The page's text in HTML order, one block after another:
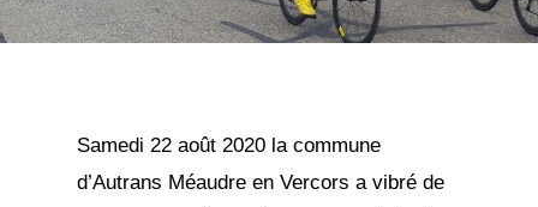
Samedi 22 août 2020 la commune
d’Autrans Méaudre en Vercors a vibré de